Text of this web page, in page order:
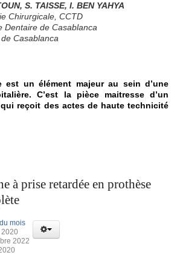
S. TAISSE, I. BEN YAHYA
Chirurgicale, CCTD
Dentaire de Casablanca
Casablanca
est un élément majeur au sein d’une
C’est la pièce maitresse d’un
reçoit des actes de haute technicité
à prise retardée en prothèse
mois
2020
2022